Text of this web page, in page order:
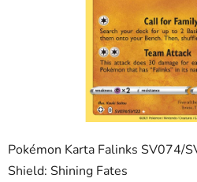
Pokémon Karta Falinks SV074/
Shield: Shining Fates